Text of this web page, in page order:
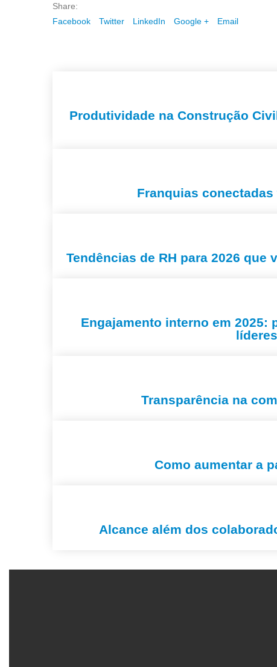
Share:
Facebook
Twitter LinkedIn Google + Email
Produtividade na Construção
Franquias
Tendências de RH para 2026
Engajamento interno em
Transparência na
Como aumentar a
Alcance além dos